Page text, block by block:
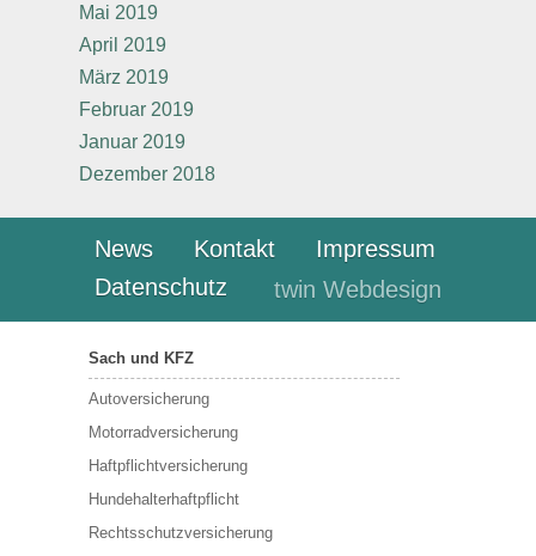
Mai 2019
April 2019
März 2019
Februar 2019
Januar 2019
Dezember 2018
News Kontakt
Impressum
Datenschutz
twin Webdesign
Sach und KFZ
Autoversicherung
Motorradversicherung
Haftpflichtversicherung
Hundehalterhaftpflicht
Rechtsschutzversicherung